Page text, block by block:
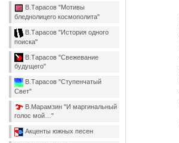
В.Тарасов "Мотивы
бледнолицего космополита"
В.Тарасов "История одного
поиска"
В.Тарасов "Свежевание
будущего"
В.Тарасов "Ступенчатый
Свет"
В.Марамзин "И маргинальный
голос мой…"
Акценты южных песен